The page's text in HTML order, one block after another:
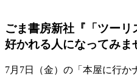
ごま書房新社『「ツー
好かれる人になってみま
7月7日（金）の「本屋に行